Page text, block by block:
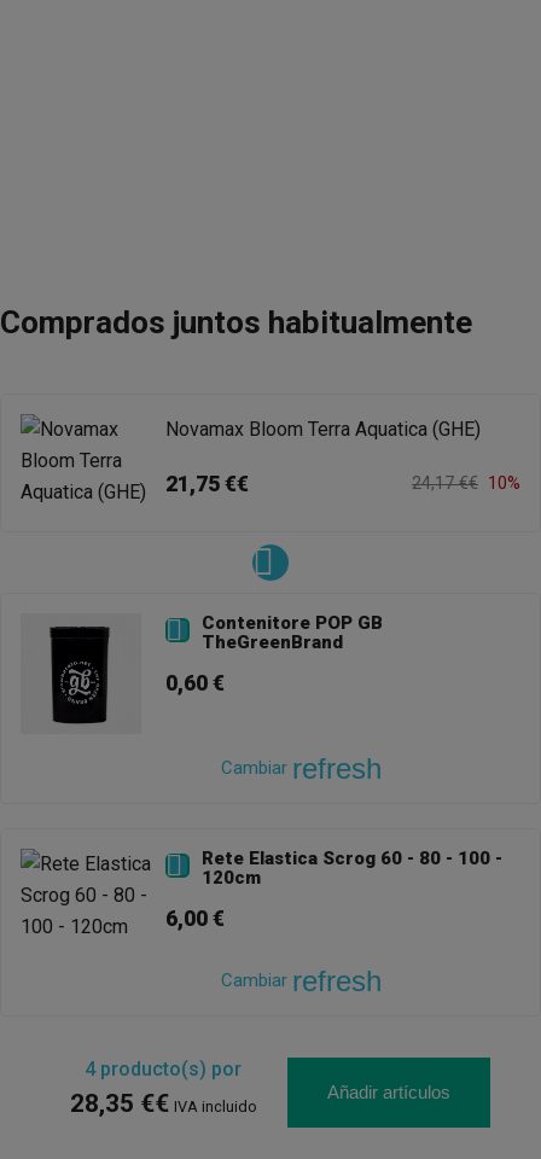
Comprados juntos habitualmente
Novamax Bloom Terra Aquatica (GHE)
21,75 €€ 24,17 €€ 10%

Contenitore POP GB
TheGreenBrand
0,60 €
Cambiar refresh

Rete Elastica Scrog 60 - 80 - 100 -
120cm
6,00 €
Cambiar refresh
4producto(s) por
28,35 €€ IVA incluido
Añadir artículos